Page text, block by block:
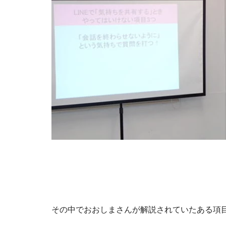
その中でおおしまさんが解説されていたある項